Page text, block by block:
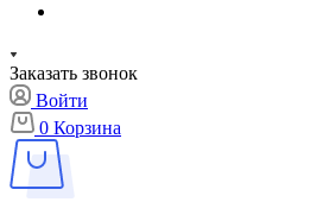
Заказать звонок
Войти
0 Корзина